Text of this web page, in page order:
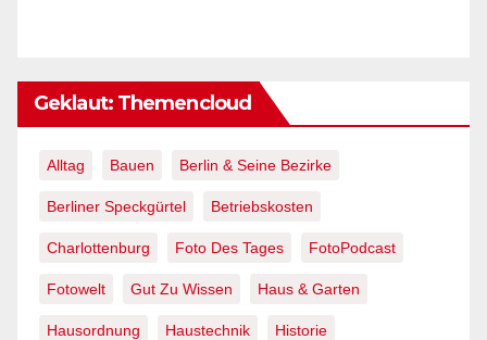
Geklaut: Themencloud
Alltag Bauen Berlin & Seine Bezirke
Berliner Speckgürtel Betriebskosten
Charlottenburg Foto Des Tages FotoPodcast
Fotowelt Gut Zu Wissen Haus & Garten
Hausordnung Haustechnik Historie